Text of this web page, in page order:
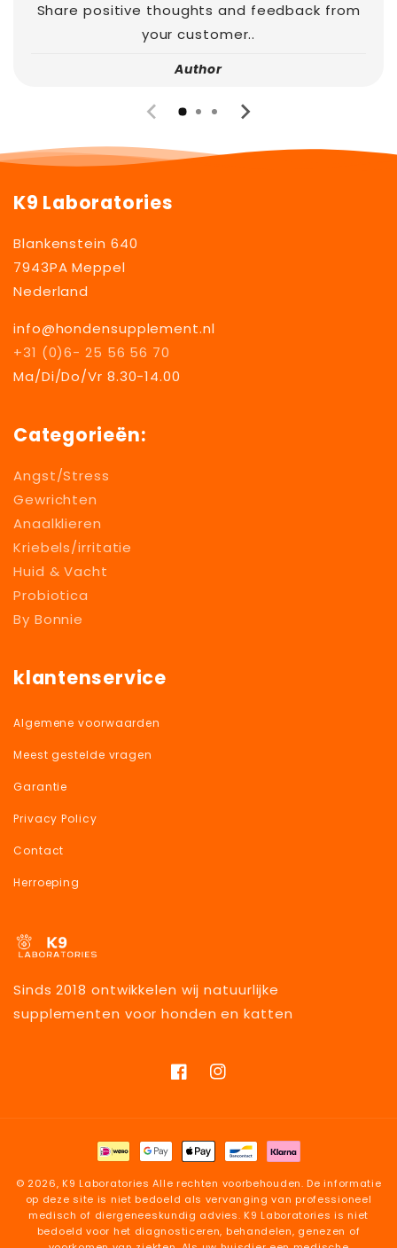
Share positive thoughts and feedback from
your customer..
Author
K9 Laboratories
Blankenstein 640
7943PA Meppel
Nederland
info@hondensupplement.nl
+31 (0)6- 25 56 56 70
Ma/Di/Do/Vr 8.30-14.00
Categorieën:
Angst/Stress
Gewrichten
Anaalklieren
Kriebels/irritatie
Huid & Vacht
Probiotica
By Bonnie
klantenservice
Algemene voorwaarden
Meest gestelde vragen
Garantie
Privacy Policy
Contact
Herroeping
Sinds 2018 ontwikkelen wij natuurlijke
supplementen voor honden en katten
FacebookInstagram
Betaalmethoden
© 2026, K9 Laboratories Alle rechten voorbehouden. De informatie
op deze site is niet bedoeld als vervanging van professioneel
medisch of diergeneeskundig advies. K9 Laboratories is niet
bedoeld voor het diagnosticeren, behandelen, genezen of